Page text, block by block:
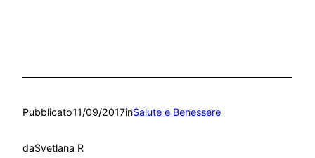
Pubblicato11/09/2017inSalute e Benessere
daSvetlana R